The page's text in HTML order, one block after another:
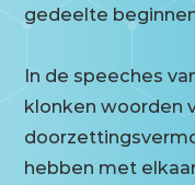
gedeelte
In de speeches
klonken woorden
hebben met